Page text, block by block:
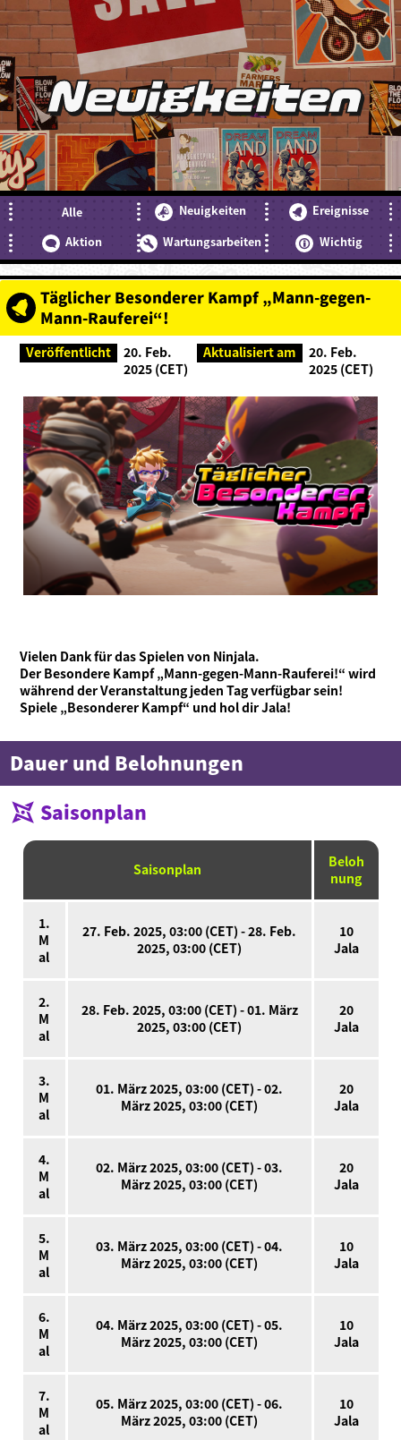
Was ist Ninjala?
Was ist Ninjala?
Wie man spielt
Ninja-Kaugummi
Gebiete
Videos
Produktinformationen
Neuigkeiten
Alle Neuigkeiten
Ereignisse
Aktion
Wartungsarbeiten Wichtig
Täglicher Besonderer Kampf „Mann-gegen-
Mann-Rauferei“!
Veröffentlicht
20. Feb.
2025 (CET)
Aktualisiert am
20. Feb.
2025 (CET)
Vielen Dank für das Spielen von Ninjala.
Der Besondere Kampf „Mann-gegen-Mann-Rauferei!“ wird
während der Veranstaltung jeden Tag verfügbar sein!
Spiele „Besonderer Kampf“ und hol dir Jala!
Dauer und Belohnungen
Saisonplan
Saisonplan
Beloh
nung
1.
M
al
27. Feb. 2025, 03:00 (CET) - 28. Feb.
2025, 03:00 (CET)
10
Jala
2.
M
al
28. Feb. 2025, 03:00 (CET) - 01. März
2025, 03:00 (CET)
20
Jala
3.
M
al
01. März 2025, 03:00 (CET) - 02.
März 2025, 03:00 (CET)
20
Jala
4.
M
al
02. März 2025, 03:00 (CET) - 03.
März 2025, 03:00 (CET)
20
Jala
5.
M
al
03. März 2025, 03:00 (CET) - 04.
März 2025, 03:00 (CET)
10
Jala
6.
M
al
04. März 2025, 03:00 (CET) - 05.
März 2025, 03:00 (CET)
10
Jala
7.
M
al
05. März 2025, 03:00 (CET) - 06.
März 2025, 03:00 (CET)
10
Jala